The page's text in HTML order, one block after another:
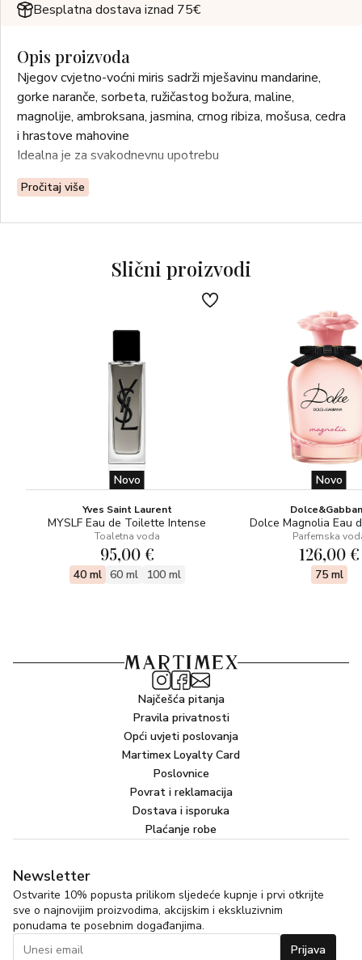
Besplatna dostava iznad 75€
Opis proizvoda
Njegov cvjetno-voćni miris sadrži mješavinu mandarine,
gorke naranče, sorbeta, ružičastog božura, maline,
magnolije, ambroksana, jasmina, crnog ribiza, mošusa, cedra
i hrastove mahovine
Idealna je za svakodnevnu upotrebu
Pročitaj više
Slični proizvodi
Novo
Yves Saint Laurent
MYSLF Eau de Toilette Intense
Toaletna voda
95,00 €
40 ml 60 ml 100 ml
Novo
Dolce Magnolia Eau
Parfemska
126,00 €
75 ml
Najčešća pitanja
Pravila privatnosti
Opći uvjeti poslovanja
Martimex Loyalty Card
Poslovnice
Povrat i reklamacija
Dostava i isporuka
Plaćanje robe
Newsletter
Ostvarite 10% popusta prilikom sljedeće kupnje i prvi otkrijte
sve o najnovijim proizvodima, akcijskim i ekskluzivnim
ponudama te posebnim događanjima.
Prijava